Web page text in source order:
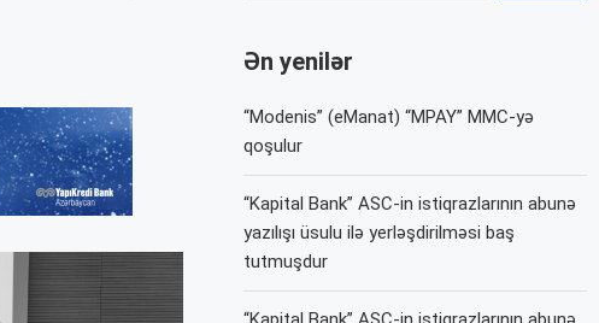
Ən yenilər
“Modenis” (eManat) “MPAY” MMC-yə
qoşulur
“Kapital Bank” ASC-in istiqrazlarının abunə
yazılışı üsulu ilə yerləşdirilməsi baş
tutmuşdur